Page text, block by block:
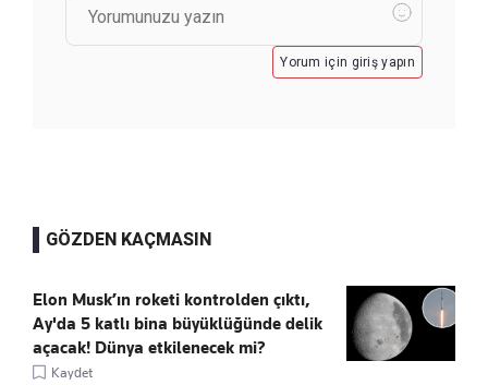
Yorum için giriş yapın
GÖZDEN KAÇMASIN
Elon Musk’ın roketi kontrolden çıktı,
Ay'da 5 katlı bina büyüklüğünde delik
açacak! Dünya etkilenecek mi?
Kaydet